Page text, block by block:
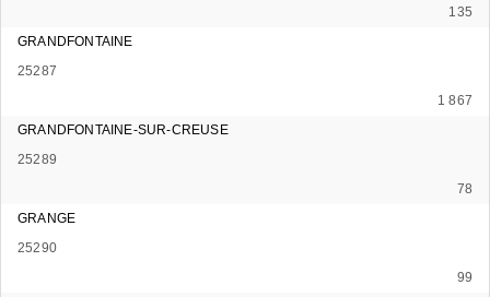
135
GRANDFONTAINE
25287
1 867
GRANDFONTAINE-SUR-CREUSE
25289
78
GRANGE
25290
99